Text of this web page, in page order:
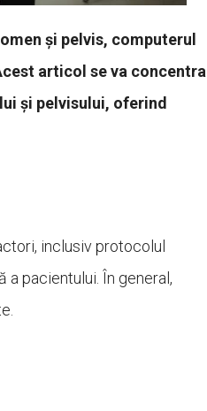
și pelvis, computerul
articol se va concentra
și pelvisului, oferind
inclusiv protocolul
pacientului. În general,